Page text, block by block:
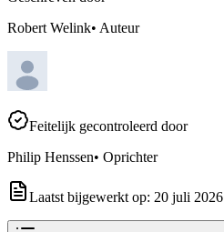
Robert Welink• Auteur
Feitelijk gecontroleerd door
Philip Henssen• Oprichter
Laatst bijgewerkt op: 20 juli 2026